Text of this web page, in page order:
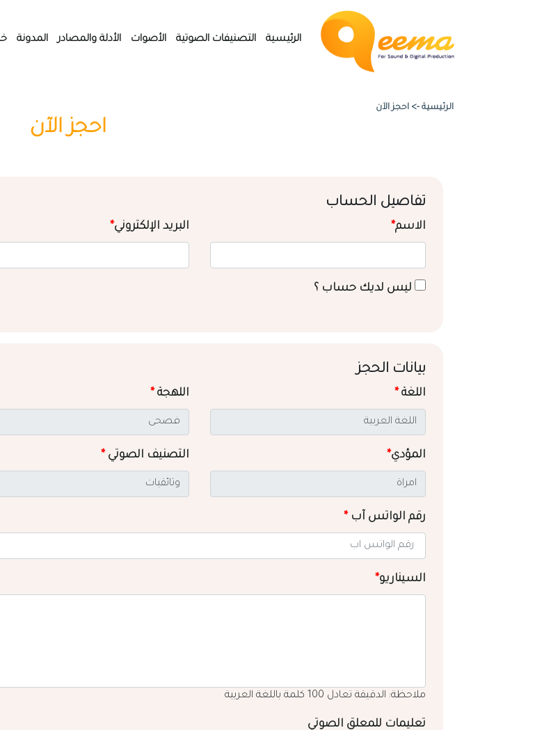
الرئيسية التصنيفات الصوتية الأصوات الأدلة والمصادر المدونة
الرئيسية -> احجز الآن
احجز الآن
تفاصيل الحساب
الاسم* البريد الإلكتروني*
ليس لديك حساب ؟
بيانات الحجز
اللغة* اللهجة*
المؤدي* التصنيف الصوتي*
رقم الواتس آب*
السيناريو*
ملاحظة: الدقيقة تعادل 100 كلمة باللغة العربية
تعليمات للمعلق الصوتي